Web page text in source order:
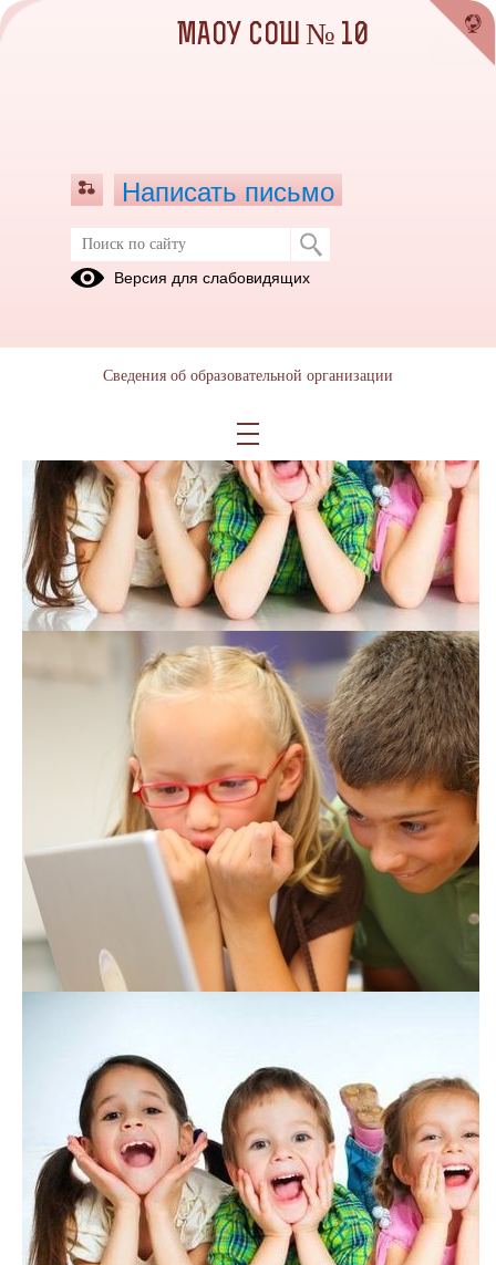
МАОУ СОШ № 10
Написать письмо
Версия для слабовидящих
Сведения об образовательной организации